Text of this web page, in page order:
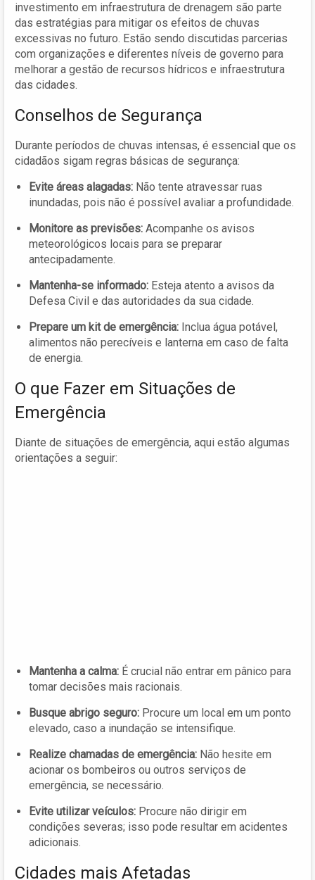
investimento em infraestrutura de drenagem são parte
das estratégias para mitigar os efeitos de chuvas
excessivas no futuro. Estão sendo discutidas parcerias
com organizações e diferentes níveis de governo para
melhorar a gestão de recursos hídricos e infraestrutura
das cidades.
Conselhos de Segurança
Durante períodos de chuvas intensas, é essencial que os
cidadãos sigam regras básicas de segurança:
Evite áreas alagadas: Não tente atravessar ruas
inundadas, pois não é possível avaliar a profundidade.
Monitore as previsões: Acompanhe os avisos
meteorológicos locais para se preparar
antecipadamente.
Mantenha-se informado: Esteja atento a avisos da
Defesa Civil e das autoridades da sua cidade.
Prepare um kit de emergência: Inclua água potável,
alimentos não perecíveis e lanterna em caso de falta
de energia.
O que Fazer em Situações de
Emergência
Diante de situações de emergência, aqui estão algumas
orientações a seguir:
Mantenha a calma: É crucial não entrar em pânico para
tomar decisões mais racionais.
Busque abrigo seguro: Procure um local em um ponto
elevado, caso a inundação se intensifique.
Realize chamadas de emergência: Não hesite em
acionar os bombeiros ou outros serviços de
emergência, se necessário.
Evite utilizar veículos: Procure não dirigir em
condições severas; isso pode resultar em acidentes
adicionais.
Cidades mais Afetadas